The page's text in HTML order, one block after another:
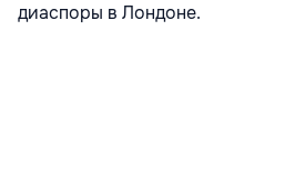
диаспоры в Лондоне.